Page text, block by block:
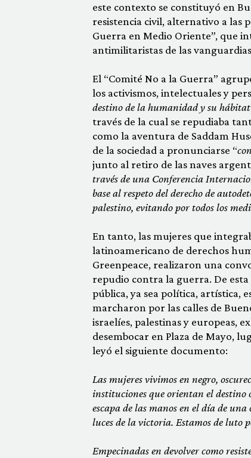
este contexto se constituyó en
resistencia civil, alternativo a las
Guerra en Medio Oriente”, que
antimilitaristas de las
El “Comité No a la Guerra”
los activismos, intelectuales y
destino de la humanidad y su hábitat
través de la cual se repudiaba
como la aventura de Saddam
de la sociedad a pronunciarse “
junto al retiro de las naves
través de una Conferencia
base al respeto del derecho de
palestino, evitando por todos los
En tanto, las mujeres que
latinoamericano de derechos
Greenpeace, realizaron una
repudio contra la guerra. De
pública, ya sea política, artística,
marcharon por las calles de
israelíes, palestinas y europeas,
desembocar en Plaza de Mayo,
leyó el siguiente documento:
Las mujeres vivimos en negro,
instituciones que orientan el destino
escapa de las manos en el día de
luces de la victoria. Estamos de luto
Empecinadas en devolver como